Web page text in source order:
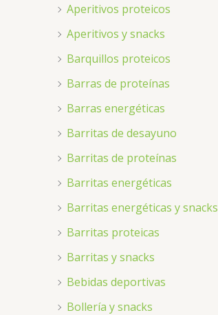
Aperitivos proteicos
Aperitivos y snacks
Barquillos proteicos
Barras de proteínas
Barras energéticas
Barritas de desayuno
Barritas de proteínas
Barritas energéticas
Barritas energéticas y snacks
Barritas proteicas
Barritas y snacks
Bebidas deportivas
Bollería y snacks